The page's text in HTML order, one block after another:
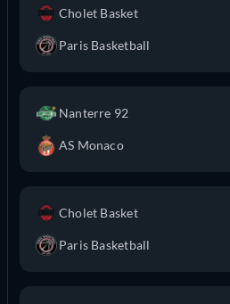
Cholet Basket
Paris Basketball
Nanterre 92
AS Monaco
Cholet Basket
Paris Basketball